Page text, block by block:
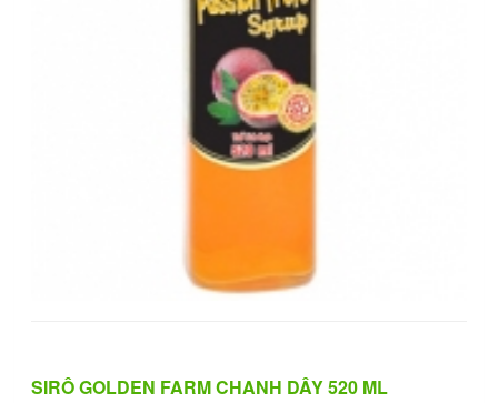
SIRÔ GOLDEN FARM CHANH DÂY 520 ML